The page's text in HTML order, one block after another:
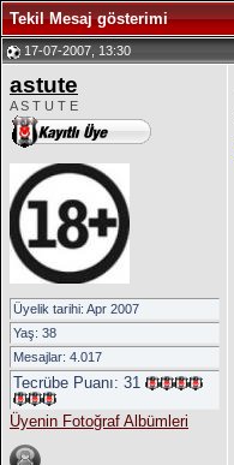
Tekil Mesaj gösterimi
17-07-2007, 13:30
astute
A S T U T E
Üyelik tarihi: Apr 2007
Yaş: 38
Mesajlar: 4.017
Tecrübe Puanı: 31
Üyenin Fotoğraf Albümleri